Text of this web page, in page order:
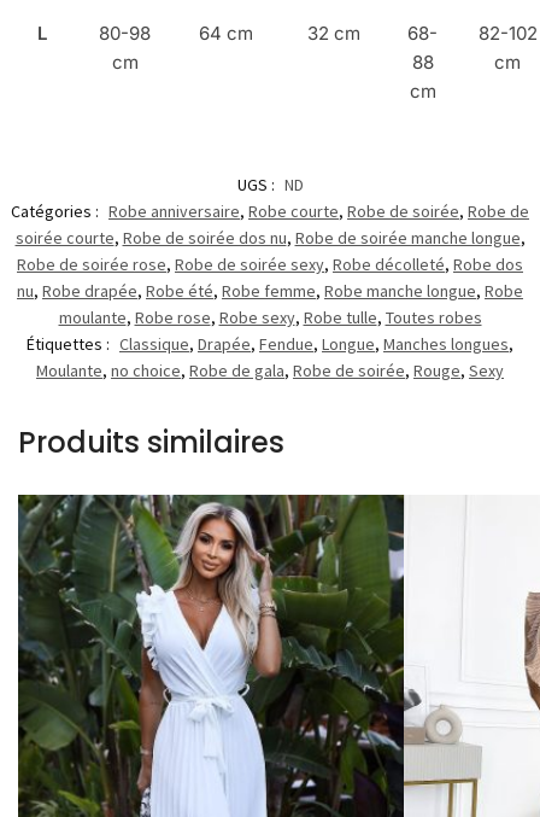
L
80-98
cm
64 cm 32 cm
68-
88
cm
82-102
cm
UGS : ND
Catégories : Robe anniversaire, Robe courte, Robe de soirée, Robe de
soirée courte, Robe de soirée dos nu, Robe de soirée manche longue,
Robe de soirée rose, Robe de soirée sexy, Robe décolleté, Robe dos
nu, Robe drapée, Robe été, Robe femme, Robe manche longue, Robe
moulante, Robe rose, Robe sexy, Robe tulle, Toutes robes
Étiquettes : Classique, Drapée, Fendue, Longue, Manches longues,
Moulante, no choice, Robe de gala, Robe de soirée, Rouge, Sexy
Produits similaires